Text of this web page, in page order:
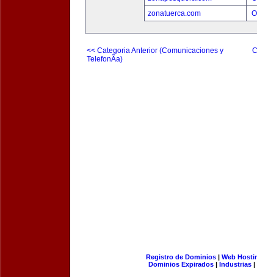
zonatuerca.com
<< Categoria Anterior (Comunicaciones y
TelefonÃ­a)
Registro de Dominios| Web
Dominios Expirados | Industrias |